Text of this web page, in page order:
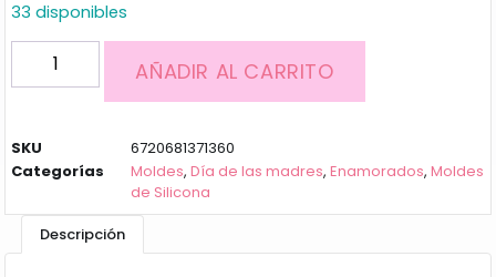
33 disponibles
AÑADIR AL CARRITO
SKU
6720681371360
Categorías
Moldes,Día de las madres,Enamorados,Moldes
de Silicona
Descripción